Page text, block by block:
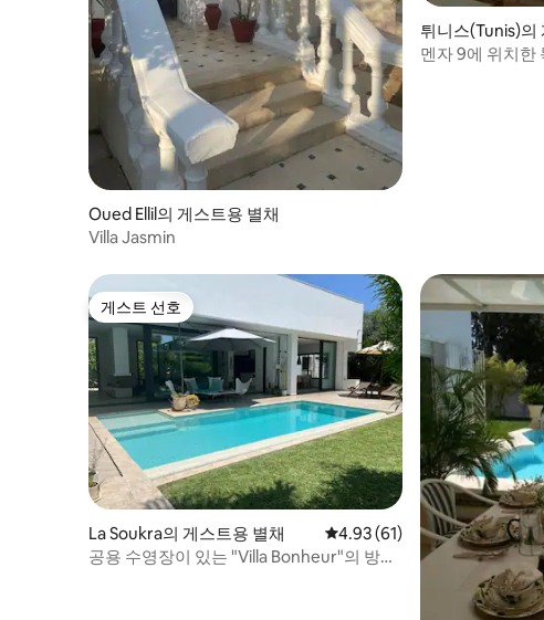
Oued Ellil의 게스트용 별채
Villa Jasmin
튀니스(Tunis)의
멘자 9에 위치한
게스트 선호
게스트 선호
La Soukra의 게스트용 별채 평점 4.93점(5점 만점), 후기
4.93 (61)
공용 수영장이 있는 "Villa Bonheur"의 방갈